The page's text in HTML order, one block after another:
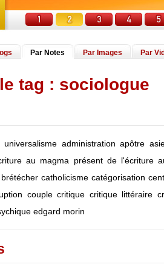
Par Notes Par Images Par
tag : sociologue
universalisme administration apôtre
au magma présent de l'écriture
brétécher catholicisme catégorisation
couple critique critique littéraire
edgard morin